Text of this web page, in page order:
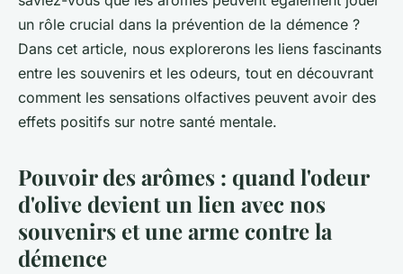
un rôle crucial dans la prévention de la démence ?
Dans cet article, nous explorerons les liens fascinants
entre les souvenirs et les odeurs, tout en découvrant
comment les sensations olfactives peuvent avoir des
effets positifs sur notre santé mentale.
Pouvoir des arômes : quand l'odeur
d'olive devient un lien avec nos
souvenirs et une arme contre la
démence